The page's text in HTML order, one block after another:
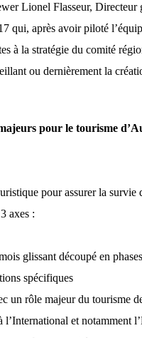
Lionel Flasseur, Directeur
qui, après avoir piloté
à la stratégie du comité
ou dernièrement la
pour le tourisme
pour assurer la survie
axes :
glissant découpé en
spécifiques
un rôle majeur du tourisme
l’International et notamment